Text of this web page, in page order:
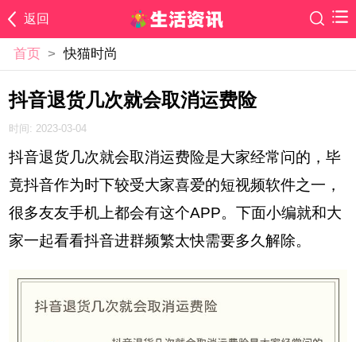
返回
首页 > 快猫时尚
抖音退货几次就会取消运费险
时间: 2023-03-04
抖音退货几次就会取消运费险是大家经常问的，毕
竟抖音作为时下较受大家喜爱的短视频软件之一，
很多友友手机上都会有这个APP。下面小编就和大
家一起看看抖音进群频繁太快需要多久解除。